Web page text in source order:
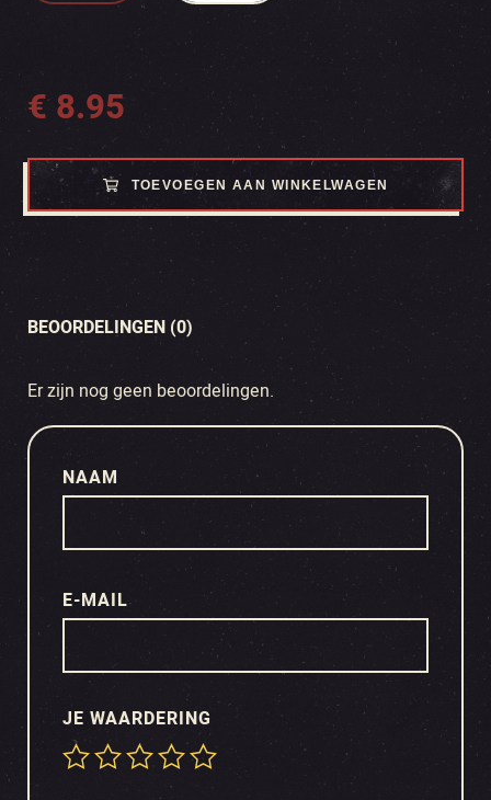
€ 8.95
TOEVOEGEN AAN WINKELWAGEN
BEOORDELINGEN (0)
Er zijn nog geen beoordelingen.
JE WAARDERING
NAAM
E-MAIL